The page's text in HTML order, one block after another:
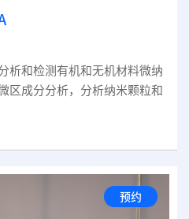
析和检测有机和无机材料微纳
区成分分析，分析纳米颗粒和
预约